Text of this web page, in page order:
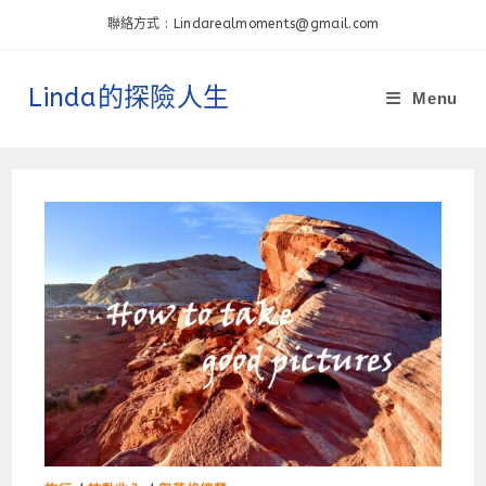
聯絡方式 : Lindarealmoments@gmail.com
Linda的探險人生 Menu